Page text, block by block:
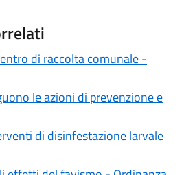
di raccolta comunale -
le azioni di prevenzione e
di disinfestazione larvale